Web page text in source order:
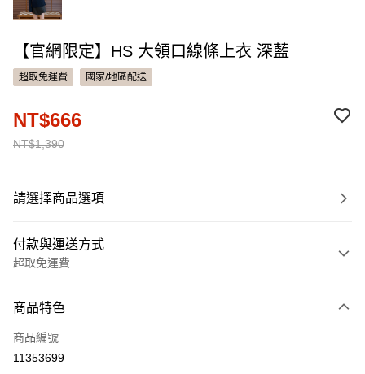
【官網限定】HS 大領口線條上衣 深藍
超取免運費 國家/地區配送
NT$1,390
NT$666
請選擇商品選項
付款與運送方式
超取免運費
信用卡一次付款
信用卡分期付款
商品特色
商品編號
11353699